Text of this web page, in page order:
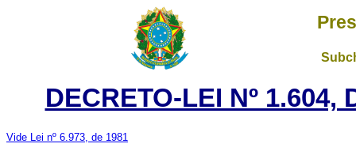
DECRETO-LEI Nº 1.604,
Vide Lei nº 6.973, de 1981